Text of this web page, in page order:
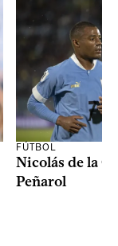
FÚTBOL
Nicolás de la
Peñarol